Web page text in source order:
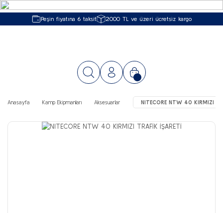
Peşin fiyatına 6 taksit 2000 TL ve üzeri ücretsiz kargo
Anasayfa Kamp Ekipmanları Aksesuarlar NITECORE NTW 40 KIRMIZI